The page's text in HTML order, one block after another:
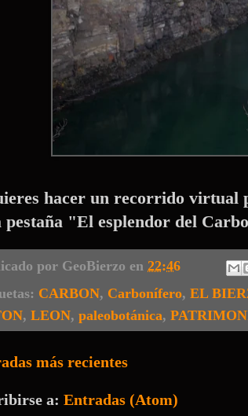
hacer un recorrido virtual
pestaña "El esplendor del
por GeoBierzo en 22:46
CARBON, Carbonífero, EL
, LEON, paleobotánica,
más recientes
a: Entradas (Atom)